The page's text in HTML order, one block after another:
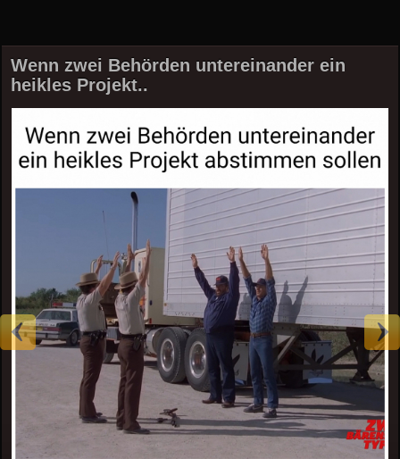
Wenn zwei Behörden untereinander ein
heikles Projekt..